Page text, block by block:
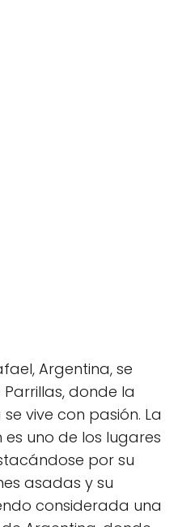
Argentina, se
donde la
vive con pasión. La
es uno de los lugares
por su
asadas y su
considerada una